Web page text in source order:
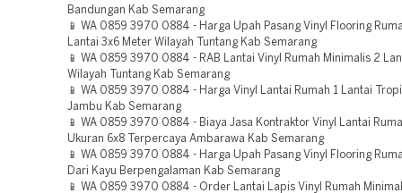
Bandungan Kab Semarang
📱 WA 0859 3970 0884 - Harga Upah Pasang Vinyl Flooring
Lantai 3x6 Meter Wilayah Tuntang Kab Semarang
📱 WA 0859 3970 0884 - RAB Lantai Vinyl Rumah Minimalis 2
Wilayah Tuntang Kab Semarang
📱 WA 0859 3970 0884 - Harga Vinyl Lantai Rumah 1 Lantai
Jambu Kab Semarang
📱 WA 0859 3970 0884 - Biaya Jasa Kontraktor Vinyl Lantai
Ukuran 6x8 Terpercaya Ambarawa Kab Semarang
📱 WA 0859 3970 0884 - Harga Upah Pasang Vinyl Flooring
Dari Kayu Berpengalaman Kab Semarang
📱 WA 0859 3970 0884 - Order Lantai Lapis Vinyl Rumah